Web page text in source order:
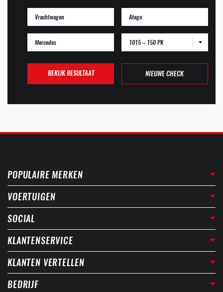
1015 – 150 PK
BEKIJK RESULTAAT NIEUWE CHECK
POPULAIRE MERKEN
VOERTUIGEN
SOCIAL
KLANTENSERVICE
KLANTEN VERTELLEN
BEDRIJF